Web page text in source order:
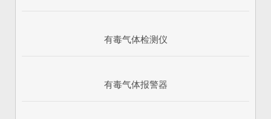
有毒气体检测仪
有毒气体报警器